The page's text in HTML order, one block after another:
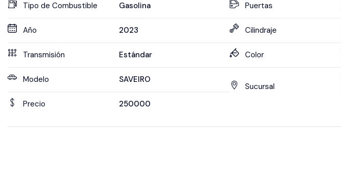
Tipo de Combustible Gasolina
Año 2023
Transmisión Estándar
Modelo SAVEIRO
Precio 250000
Puertas
Cilindraje
Color
Sucursal